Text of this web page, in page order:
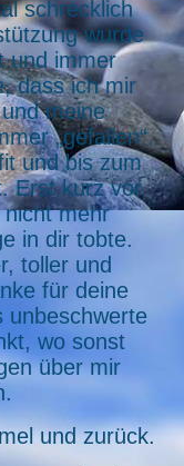
schrecklich
wurde
und immer
dass ich mir
meine
„gefallen“.
und bis zum
Erst kurz vor
mehr
in dir tobte.
toller und
für deine
unbeschwerte
wo sonst
über mir
und zurück.